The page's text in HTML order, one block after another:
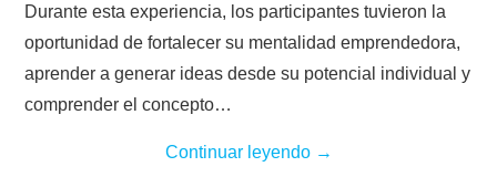
Durante esta experiencia, los participantes tuvieron la
oportunidad de fortalecer su mentalidad emprendedora,
aprender a generar ideas desde su potencial individual y
comprender el concepto…
Continuar leyendo →